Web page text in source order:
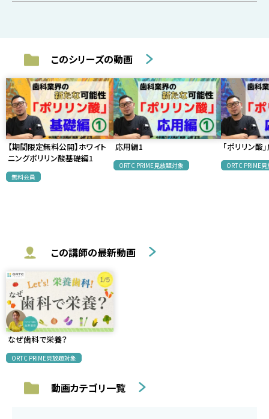
このシリーズの動画
【期間限定無料公開】ホワイト
ニングポリリン酸基礎編1
無料会員
応用編1
ORTC PRIME見放題対象
「ポリリン酸
ORTC PRIME
この講師の最新動画
なぜ歯科で栄養？
ORTC PRIME見放題対象
動画カテゴリ一覧